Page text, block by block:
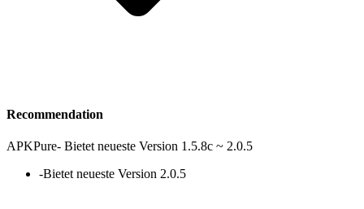
Recommendation
APKPure- Bietet neueste Version 1.5.8c ~ 2.0.5
-Bietet neueste Version 2.0.5